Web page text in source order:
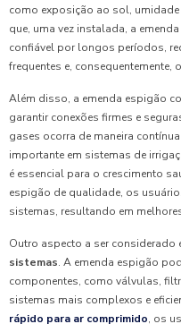
como exposição ao sol,
que, uma vez instalada, a
confiável por longos períodos,
frequentes e, consequentemente,
Além disso, a emenda espigão
garantir conexões firmes e
gases ocorra de maneira
importante em sistemas de
é essencial para o crescimento
espigão de qualidade, os
sistemas, resultando em
Outro aspecto a ser considerado
sistemas. A emenda espigão
componentes, como válvulas,
sistemas mais complexos e
rápido para ar comprimido, os